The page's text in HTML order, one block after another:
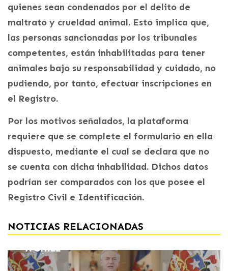
quienes sean condenados por el delito de
maltrato y crueldad animal. Esto implica que,
las personas sancionadas por los tribunales
competentes, están inhabilitadas para tener
animales bajo su responsabilidad y cuidado, no
pudiendo, por tanto, efectuar inscripciones en
el Registro.
Por los motivos señalados, la plataforma
requiere que se complete el formulario en ella
dispuesto, mediante el cual se declara que no
se cuenta con dicha inhabilidad. Dichos datos
podrían ser comparados con los que posee el
Registro Civil e Identificación.
NOTICIAS RELACIONADAS